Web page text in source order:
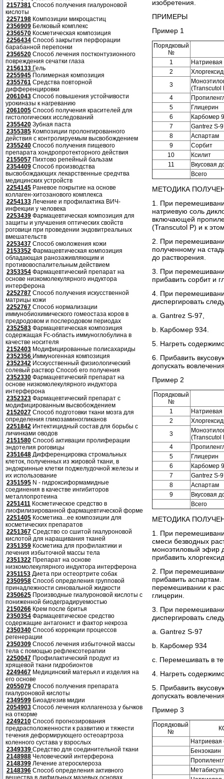
2157381 Способ получения гиалуроновой
кислоты
2257198 Композиции микроцастиц
2356909 Белковый комплекс
2356570 Косметическая композиция
2256434 Способ закрытия перфорации
барабанной перепонки
2356520 Способ лечения постконтузионного
повреждения сечатки глаза
2156133 Гель
2255945 Полимерная композиция
2355761 Средства повторной
дифференцировки
2061043 Способ повышения устойчивости
урокиназы к нагреванию
2061005 Способ получения красителей для
гистологических исследований
2355420 Зубная паста
2355385 Композиции пролонгированного
действия с контролируемым высвобождением
2355240 Способ получения пищевого
препарата хондропротекторного действия
2155057 Пихтово репейный бальзам
2354409 Способ производства
высвобождающих лекарственные средчтва
медицинских устройств
2254145 Раневое покрытие на основе
коллаген-хитозанового комплекса
2254133 Лечение и профилактика ВИЧ-
инфекции у человека
2253439 Фармацевтическая композиция для
защиты и улучшения оптических свойств
роговици при проведении эндовитреальных
вмешательств
2253437 Способ омоложения кожи
2153352 Фармацевтическая композиция
обладающая ранозаживляющим и
противовоспалительным действием
2353354 Фармацевтический препарат на
основе низкомолекулярного индуктора
интерферона
2252787 Способ получения искусственной
матрицы кожи
2252767 Способ нормализации
иммунобиохимического гомеостаза коров в
предродовом и послеродовом периодах
2352583 Фармацевтическая композиция
содержащая Fc-область иммуноглобулина в
качестве носителя
2152403 Модифицированные полисахариды
2352356 Иммуногенная композиция
2352342 Исскусственный физиологический
солевый раствор Способ его получения
2352330 Фармацевтический препарат на
основе низкомолекулярного индуктора
интерферона
2352323 Фармацевтический препарат с
модифицированным высвобождением
2152027 Способ подготовки ткани мозга для
определения гликозаминогликанов
2251842 Интектицидный состав для борьбы с
личинками оводов
2151580 Способ активации пролиферации
эндотелия роговицы
2351648 Дифференцировка стромальных
клеток, полученных из жировой ткани, в
эндокринные клетки поджелудочной железы и
их использование
2351595 N - гидроксиформамидные
соединения в качестве ингибиторов
металлопротеина
2251411 Косметическое средство в
лиофилизированной фармацевтической форме
2251405 Косметика...ее композиции для
косметических препаратов
2251367 Средство со сшитой гиалуроновой
кислотой для наращивания тканей
2351359 Косметика для профилактики и
лечения избыточной массы тела
2351322 Препарат на основе
низкомолекулярного индуктора интерферона
2351153 Диета при остеортрите собак
2350958 Способ определения групповой
принадлежности синовальной жидкости
2350625 Производные гиалуроновой кислоты с
пониженной биодеградируемостью
2150266 Крем после бритья
2350354 Фармацевтическое средство
содержащие антагонист и фактор некроза
2350340 Способ коррекции процессов
регенерации
2350309 Способ лечения избыточной массы
тела с помощью рефлексотерапии
2250047 Профилактический продукт из
хрящевой ткани гидробионтов
2249467 Медицинский матерьял и изделия на
его основе
2055079 Способ получения препарата
гиалуроновой кислоты
2349599 Биоадгезив мидии
2054903 Способ лечения коллагеноза у бычков
на откорме
2249210 Способ прогнозирования
предрасположенности к развитию и тяжести
течения деформирующего остеоартроза
коленного сустава у взрослых
2349339 Средство для соединительной ткани
2148988 Человеческий интерферона
2148399 Лечение атеросклероза
2148396 Способ определения активного
вещества в дифильных мазевых основах
изобретения.
ПРИМЕРЫ
Пример 1
Порядковый
№
1
2
3
(Transcutol
4
5
Глицерин
6
Карбомер
7
Gantrez S-
8
Аспартам
9
Сорбит
10
Ксилит
11
Вкусовая
Всего
МЕТОДИКА
1. При
натриевую соль
включающей
(Transcutol Р) и к
2. При
полученному на
до растворения.
3. При
прибавить сорбит и
4. При
диспергировать
a. Gantrez S-97,
b. Карбомер 934.
5. Нагреть
6. Прибавить
допускать
Пример 2
Порядковый
№
1
2
3
(Transcutol
4
5
Глицерин
6
Карбомер
7
Gantrez S-
8
Аспартам
9
Вкусовая
Всего
МЕТОДИКА
1. При
смеси безводных
моноэтиловый эфир
прибавить
2. При
прибавить
перемешивании к
глицерин.
3. При
диспергировать
a. Gantrez S-97
b. Карбомер 934
с. Перемешивать в
4. Нагреть
5. Прибавить
допускать
Пример 3
Порядковый
№
Натриевая
Бензокаин